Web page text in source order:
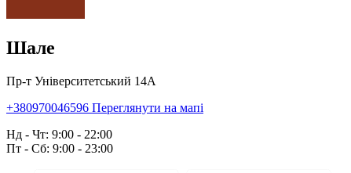
Шале
Пр-т Університетський 14А
+380970046596 Переглянути на мапі
Нд - Чт: 9:00 - 22:00
Пт - Сб: 9:00 - 23:00